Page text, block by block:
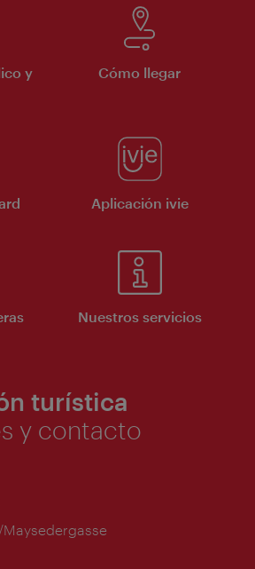
y
Cómo llegar
Aplicación ivie
Nuestros servicios
turística
y contacto